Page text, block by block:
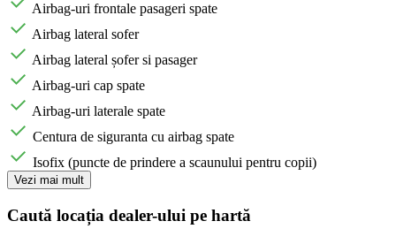
Airbag-uri frontale pasageri spate
Airbag lateral sofer
Airbag lateral șofer si pasager
Airbag-uri cap spate
Airbag-uri laterale spate
Centura de siguranta cu airbag spate
Isofix (puncte de prindere a scaunului pentru copii)
Vezi mai mult
Caută locația dealer-ului pe hartă